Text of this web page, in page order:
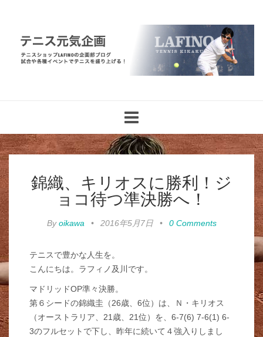
navigation
錦織、キリオスに勝利！ジ
ョコ待つ準決勝へ！
Byoikawa • 2016年5月7日 • 0 Comments
テニスで豊かな人生を。
こんにちは。ラフィノ及川です。
マドリッドOP準々決勝。
第６シードの錦織圭（26歳、6位）は、Ｎ・キリオス
（オーストラリア、21歳、21位）を、6-7(6) 7-6(1) 6-
3のフルセットで下し、昨年に続いて４強入りしまし